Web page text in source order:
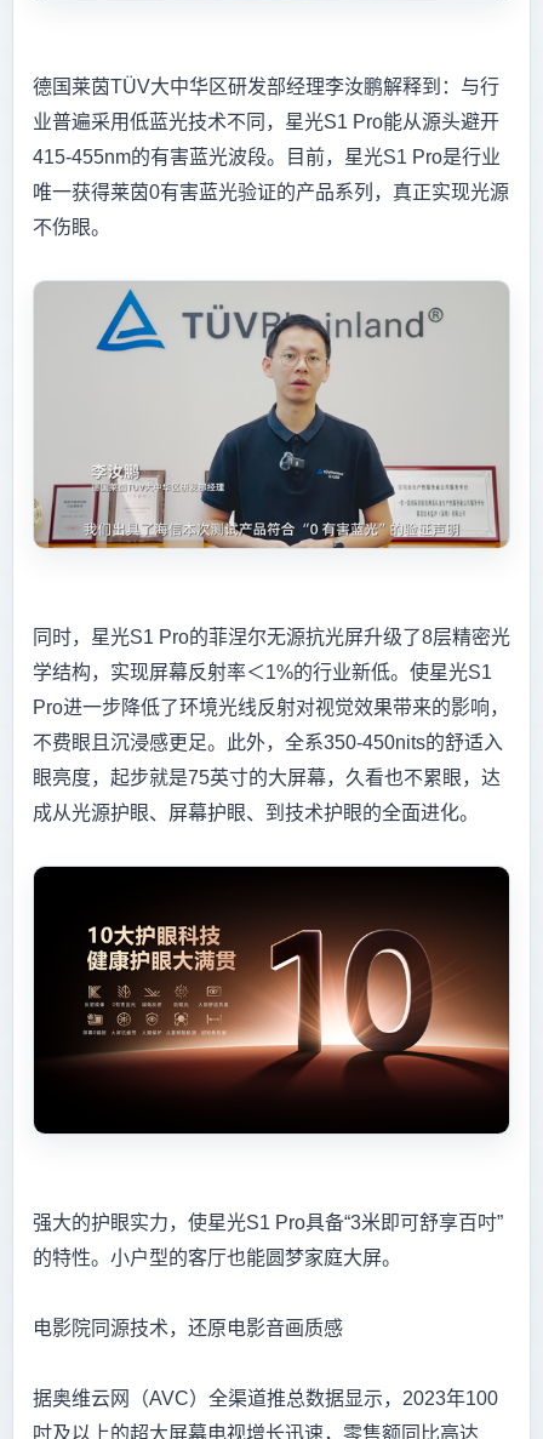
德国莱茵TÜV大中华区研发部经理李汝鹏解释到：与行
业普遍采用低蓝光技术不同，星光S1 Pro能从源头避开
415-455nm的有害蓝光波段。目前，星光S1 Pro是行业
唯一获得莱茵0有害蓝光验证的产品系列，真正实现光源
不伤眼。
同时，星光S1 Pro的菲涅尔无源抗光屏升级了8层精密光
学结构，实现屏幕反射率＜1%的行业新低。使星光S1
Pro进一步降低了环境光线反射对视觉效果带来的影响，
不费眼且沉浸感更足。此外，全系350-450nits的舒适入
眼亮度，起步就是75英寸的大屏幕，久看也不累眼，达
成从光源护眼、屏幕护眼、到技术护眼的全面进化。
强大的护眼实力，使星光S1 Pro具备“3米即可舒享百吋”
的特性。小户型的客厅也能圆梦家庭大屏。
电影院同源技术，还原电影音画质感
据奥维云网（AVC）全渠道推总数据显示，2023年100
吋及以上的超大屏幕电视增长迅速，零售额同比高达